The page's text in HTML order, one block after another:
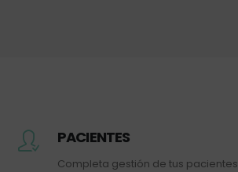
PACIENTES
Completa gestión de tus pacientes